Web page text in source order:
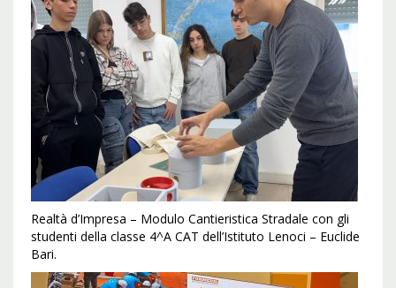
Realtà d’Impresa – Modulo Cantieristica Stradale con gli
studenti della classe 4^A CAT dell’Istituto Lenoci – Euclide
Bari.